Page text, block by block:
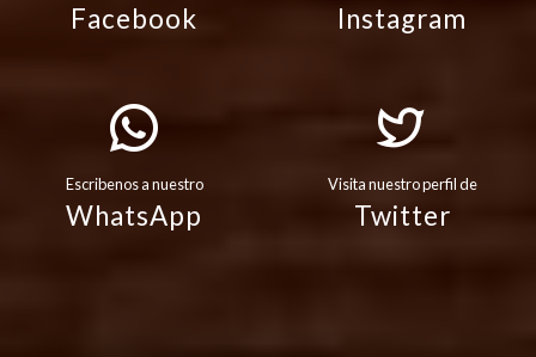
Facebook Instagram
Escribenos a nuestro
WhatsApp
Visita nuestro perfil de
Twitter